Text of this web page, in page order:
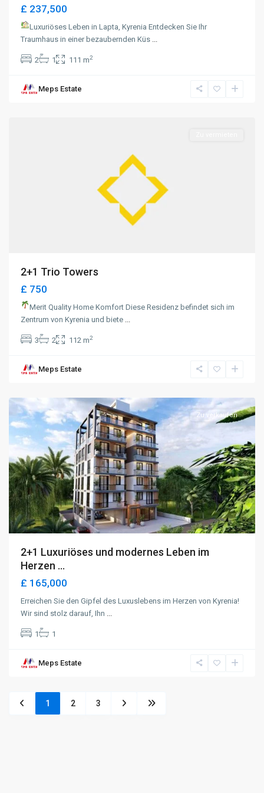
£ 237,500
Luxuriöses Leben in Lapta, Kyrenia Entdecken Sie Ihr
Traumhaus in einer bezaubernden Küs ...
2 1 111 m2
Meps Estate
2+1 Trio Towers
£ 750
Merit Quality Home Komfort Diese Residenz befindet sich im
Zentrum von Kyrenia und biete ...
3 2 112 m2
Meps Estate
Karakum,
Zu verkaufen
2+1 Luxuriöses und modernes Leben im
Herzen ...
£ 165,000
Erreichen Sie den Gipfel des Luxuslebens im Herzen von Kyrenia!
Wir sind stolz darauf, Ihn ...
1 1
Meps Estate
1 2 3